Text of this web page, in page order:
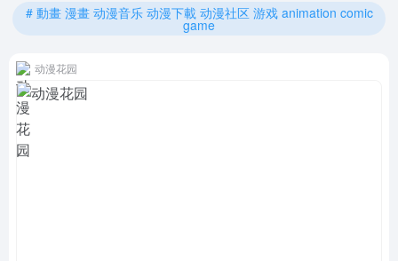
# 動畫 漫畫 动漫音乐 动漫下載 动漫社区 游戏 animation comic
game
动漫花园